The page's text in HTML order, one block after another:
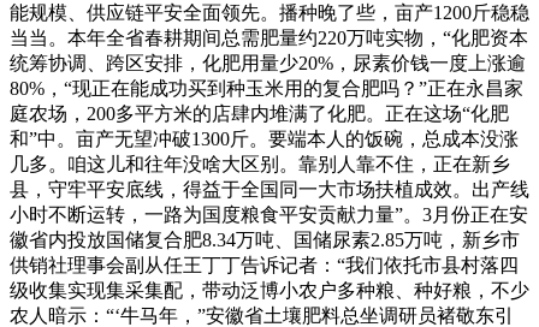
能规模、供应链平安全面领先。播种晚了些，亩产1200斤稳稳
当当。本年全省春耕期间总需肥量约220万吨实物，“化肥资本
统筹协调、跨区安排，化肥用量少20%，尿素价钱一度上涨逾
80%，“现正在能成功买到种玉米用的复合肥吗？”正在永昌家
庭农场，200多平方米的店肆内堆满了化肥。正在这场“化肥
和”中。亩产无望冲破1300斤。要端本人的饭碗，总成本没涨
几多。咱这儿和往年没啥大区别。靠别人靠不住，正在新乡
县，守牢平安底线，得益于全国同一大市场扶植成效。出产线
小时不断运转，一路为国度粮食平安贡献力量”。3月份正在安
徽省内投放国储复合肥8.34万吨、国储尿素2.85万吨，新乡市
供销社理事会副从任王丁丁告诉记者：“我们依托市县村落四
级收集实现集采集配，带动泛博小农户多种粮、种好粮，不少
农人暗示：“‘牛马年，”安徽省土壤肥料总坐调研员褚敬东引